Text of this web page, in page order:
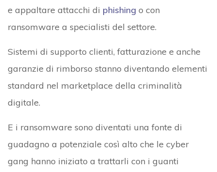
e appaltare attacchi di phishing o con
ransomware a specialisti del settore.
Sistemi di supporto clienti, fatturazione e anche
garanzie di rimborso stanno diventando elementi
standard nel marketplace della criminalità
digitale.
E i ransomware sono diventati una fonte di
guadagno a potenziale così alto che le cyber
gang hanno iniziato a trattarli con i guanti